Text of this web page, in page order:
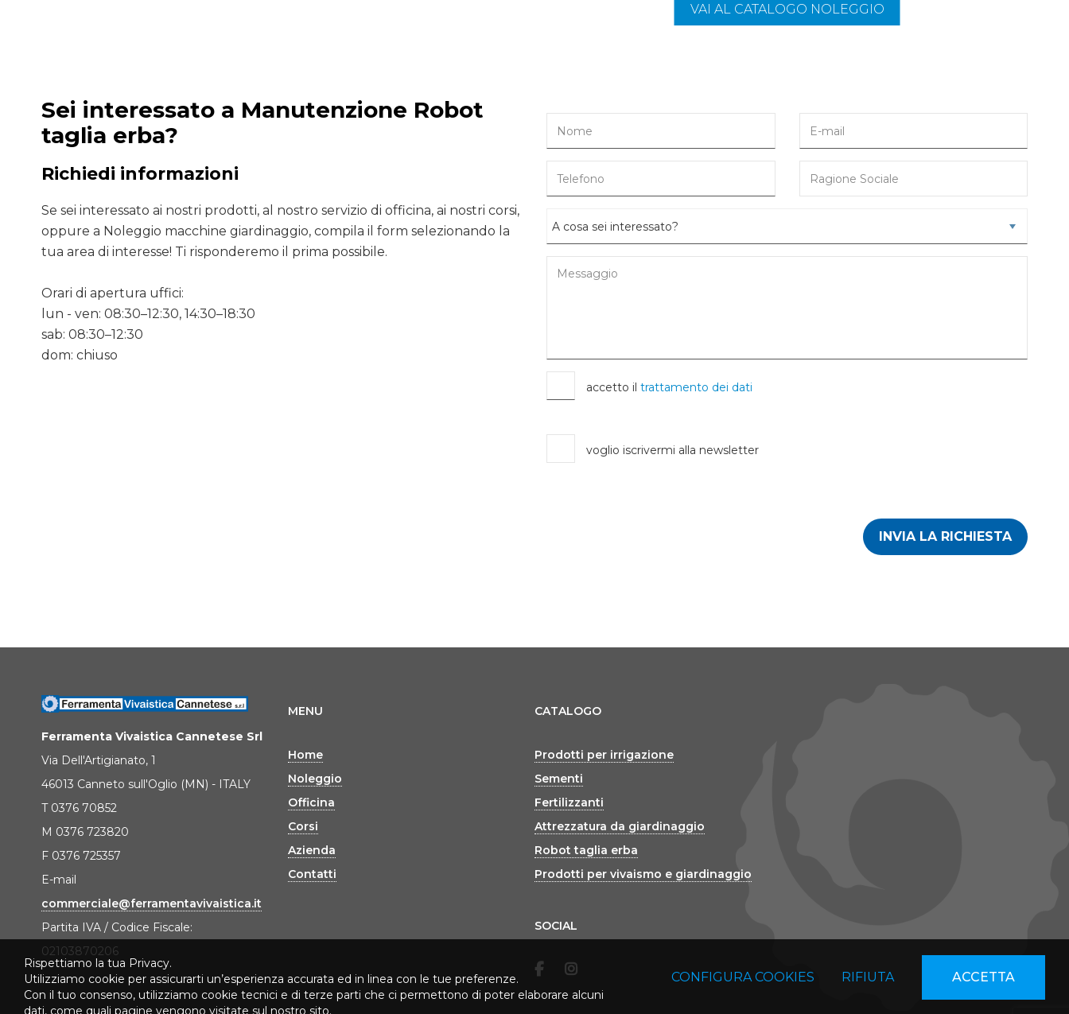
VAI AL CATALOGO NOLEGGIO
Sei interessato a Manutenzione Robot
taglia erba?
Richiedi informazioni
Se sei interessato ai nostri prodotti, al nostro servizio di officina, ai nostri corsi,
oppure a Noleggio macchine giardinaggio, compila il form selezionando la
tua area di interesse! Ti risponderemo il prima possibile.
Orari di apertura uffici:
lun - ven: 08:30–12:30, 14:30–18:30
sab: 08:30–12:30
dom: chiuso
accetto il trattamento dei dati
voglio iscrivermi alla newsletter
INVIA LA RICHIESTA
Ferramenta Vivaistica Cannetese Srl
Via Dell'Artigianato, 1
46013 Canneto sull'Oglio (MN) - ITALY
T 0376 70852
M 0376 723820
F 0376 725357
E-mail
commerciale@ferramentavivaistica.it
Partita IVA / Codice Fiscale:
02103870206
MENU
Home
Noleggio
Officina
Corsi
Azienda
Contatti
CATALOGO
Prodotti per irrigazione
Sementi
Fertilizzanti
Attrezzatura da giardinaggio
Robot taglia erba
Prodotti per vivaismo e giardinaggio
SOCIAL
Rispettiamo la tua Privacy.
Utilizziamo cookie per assicurarti un’esperienza accurata ed in linea con le tue preferenze.
Con il tuo consenso, utilizziamo cookie tecnici e di terze parti che ci permettono di poter elaborare alcuni
dati, come quali pagine vengono visitate sul nostro sito.
CONFIGURA COOKIES RIFIUTA ACCETTA